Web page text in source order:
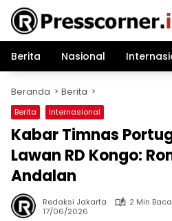
Langsung
konten
Berita
Nasional
Beranda Berita
Berita Internasional
Kabar Timnas
Lawan RD Kongo:
Andalan
Redaksi Jakarta
2 Min Baca
17/06/2026